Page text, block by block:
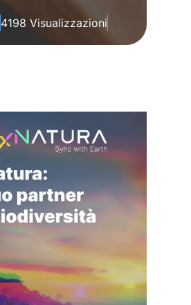
4198 Visualizzazioni